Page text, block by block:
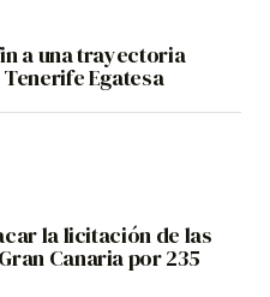
a una trayectoria
Egatesa
la licitación de las
Canaria por 235